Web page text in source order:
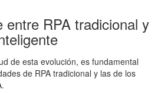
entre RPA tradicional y
de esta evolución, es fundamental
de RPA tradicional y las de los